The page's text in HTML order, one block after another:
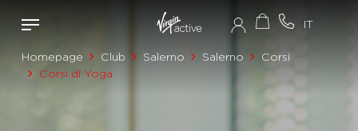
Homepage Club Salerno Salerno
Corsi
Corsi di Yoga